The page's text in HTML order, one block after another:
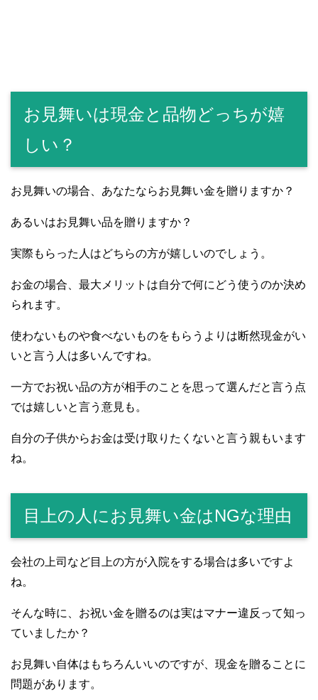
お見舞いは現金と品物どっちが嬉
しい？
お見舞いの場合、あなたならお見舞い金を贈りますか？
あるいはお見舞い品を贈りますか？
実際もらった人はどちらの方が嬉しいのでしょう。
お金の場合、最大メリットは自分で何にどう使うのか決め
られます。
使わないものや食べないものをもらうよりは断然現金がい
いと言う人は多いんですね。
一方でお祝い品の方が相手のことを思って選んだと言う点
では嬉しいと言う意見も。
自分の子供からお金は受け取りたくないと言う親もいます
ね。
目上の人にお見舞い金はNGな理由
会社の上司など目上の方が入院をする場合は多いですよ
ね。
そんな時に、お祝い金を贈るのは実はマナー違反って知っ
ていましたか？
お見舞い自体はもちろんいいのですが、現金を贈ることに
問題があります。